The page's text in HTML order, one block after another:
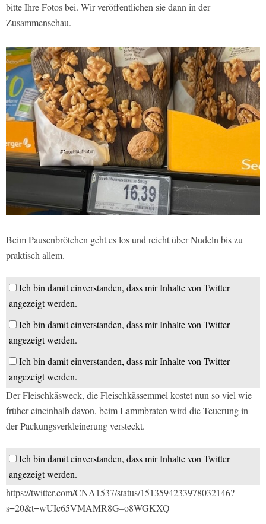
bitte Ihre Fotos bei. Wir veröffentlichen sie dann in der
Zusammenschau.
Beim Pausenbrötchen geht es los und reicht über Nudeln bis zu
praktisch allem.
Ich bin damit einverstanden, dass mir Inhalte von Twitter
angezeigt werden.
Ich bin damit einverstanden, dass mir Inhalte von Twitter
angezeigt werden.
Ich bin damit einverstanden, dass mir Inhalte von Twitter
angezeigt werden.
Der Fleischkäsweck, die Fleischkässemmel kostet nun so viel wie
früher eineinhalb davon, beim Lammbraten wird die Teuerung in
der Packungsverkleinerung versteckt.
Ich bin damit einverstanden, dass mir Inhalte von Twitter
angezeigt werden.
https://twitter.com/CNA1537/status/1513594233978032146?
s=20&t=wUIc65VMAMR8G–o8WGKXQ